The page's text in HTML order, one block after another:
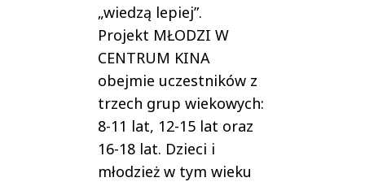
„wiedzą lepiej”.
Projekt MŁODZI W
CENTRUM KINA
obejmie uczestników z
trzech grup wiekowych:
8-11 lat, 12-15 lat oraz
16-18 lat. Dzieci i
młodzież w tym wieku